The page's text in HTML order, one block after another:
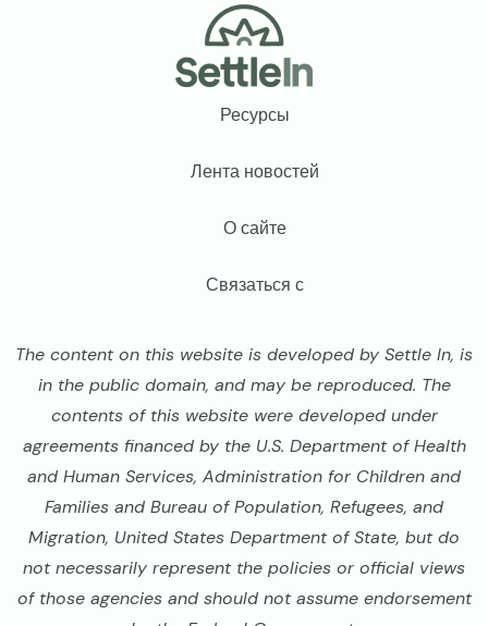
Ресурсы
Лента новостей
О сайте
Связаться с
The content on this website is developed by Settle In, is
in the public domain, and may be reproduced. The
contents of this website were developed under
agreements financed by the U.S. Department of Health
and Human Services, Administration for Children and
Families and Bureau of Population, Refugees, and
Migration, United States Department of State, but do
not necessarily represent the policies or official views
of those agencies and should not assume endorsement